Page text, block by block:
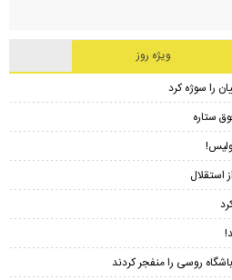
ویژه روز
را سوژه کرد
ستاره
استقلال
روسی را منفجر کردند